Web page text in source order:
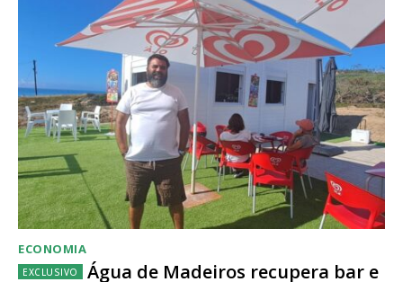
ECONOMIA
Água de Madeiros recupera bar e